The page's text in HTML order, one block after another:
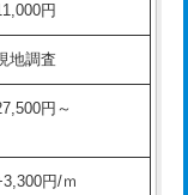
38,500円
現場見積
16,500円
現場見積
円
円
円
円
地調査
円～
円/ｍ